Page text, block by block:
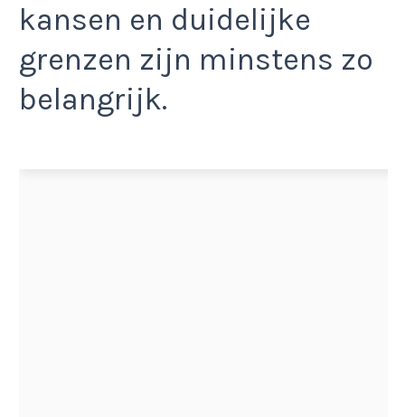
kansen en duidelijke
grenzen zijn minstens zo
belangrijk.